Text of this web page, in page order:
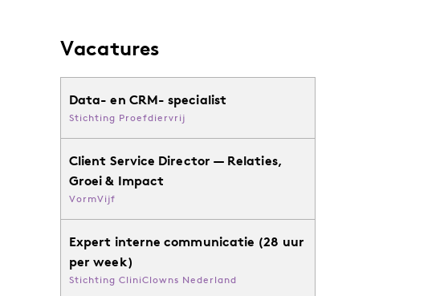
Vacatures
Data- en CRM- specialist
Stichting Proefdiervrij
Client Service Director — Relaties,
Groei & Impact
VormVijf
Expert interne communicatie (28 uur
per week)
Stichting CliniClowns Nederland